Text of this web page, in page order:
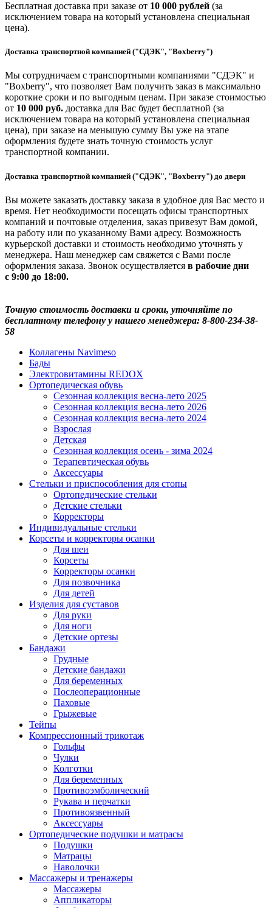
Бесплатная доставка при заказе от 10 000 рублей (за
исключением товара на который установлена специальная
цена).
Доставка транспортной компанией ("СДЭК", "Boxberry")
Мы сотрудничаем с транспортными компаниями "СДЭК" и
"Boxberry", что позволяет Вам получить заказ в максимально
короткие сроки и по выгодным ценам. При заказе стоимостью
от 10 000 руб. доставка для Вас будет бесплатной (за
исключением товара на который установлена специальная
цена), при заказе на меньшую сумму Вы уже на этапе
оформления будете знать точную стоимость услуг
транспортной компании.
Доставка транспортной компанией ("СДЭК", "Boxberry") до двери
Вы можете заказать доставку заказа в удобное для Вас место и
время. Нет необходимости посещать офисы транспортных
компаний и почтовые отделения, заказ привезут Вам домой,
на работу или по указанному Вами адресу. Возможность
курьерской доставки и стоимость необходимо уточнять у
менеджера. Наш менеджер сам свяжется с Вами после
оформления заказа. Звонок осуществляется в рабочие дни
с 9:00 до 18:00.
Точную стоимость доставки и сроки, уточняйте по
бесплатному телефону у нашего менеджера: 8-800-234-38-
58
Коллагены Navimeso
Бады
Электровитамины REDOX
Ортопедическая обувь
Сезонная коллекция весна-лето 2025
Сезонная коллекция весна-лето 2026
Сезонная коллекция весна-лето 2024
Взрослая
Детская
Сезонная коллекция осень - зима 2024
Терапевтическая обувь
Аксессуары
Стельки и приспособления для стопы
Ортопедические стельки
Детские стельки
Корректоры
Индивидуальные стельки
Корсеты и корректоры осанки
Для шеи
Корсеты
Корректоры осанки
Для позвочника
Для детей
Изделия для суставов
Для руки
Для ноги
Детские ортезы
Бандажи
Грудные
Детские бандажи
Для беременных
Послеоперационные
Паховые
Грыжевые
Тейпы
Компрессионный трикотаж
Гольфы
Чулки
Колготки
Для беременных
Противоэмболический
Рукава и перчатки
Противоязвенный
Аксессуары
Ортопедические подушки и матрасы
Подушки
Матрацы
Наволочки
Массажеры и тренажеры
Массажеры
Аппликаторы